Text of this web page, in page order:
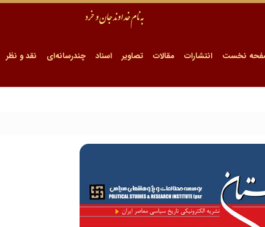
نخست انتشارات مقالات تصاویر اسناد چندرسانه‌ای نقد و نظر